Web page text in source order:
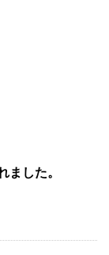
ました。